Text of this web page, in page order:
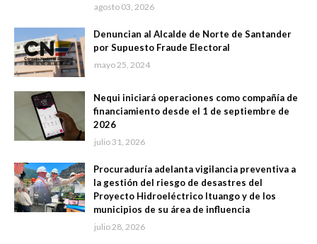
agosto 03, 2026
Denuncian al Alcalde de Norte de Santander
por Supuesto Fraude Electoral
mayo 25, 2024
Nequi iniciará operaciones como compañía de
financiamiento desde el 1 de septiembre de
2026
julio 31, 2026
Procuraduría adelanta vigilancia preventiva a
la gestión del riesgo de desastres del
Proyecto Hidroeléctrico Ituango y de los
municipios de su área de influencia
julio 28, 2026